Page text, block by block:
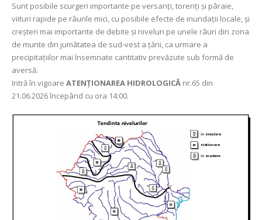
Sunt posibile scurgeri importante pe versanți, torenți și pâraie,
viituri rapide pe râurile mici, cu posibile efecte de inundații locale, și
creșteri mai importante de debite și niveluri pe unele râuri din zona
de munte din jumătatea de sud-vest a țării, ca urmare a
precipitațiilor mai însemnate cantitativ prevăzute sub formă de
aversă.
Intră în vigoare ATENȚIONAREA HIDROLOGICĂ nr.65 din
21.06.2026 începând cu ora 14:00.